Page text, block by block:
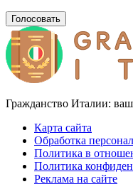
Голосовать
Гражданство Италии: ваш
Карта сайта
Обработка
Политика в
Политика
Реклама на сайте